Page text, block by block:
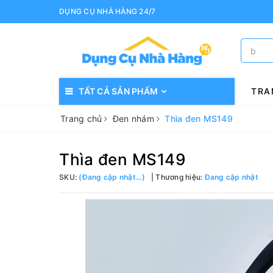
DỤNG CỤ NHÀ HÀNG 24/7
TẤT CẢ SẢN PHẨM
Trang chủ Đen nhám Thìa đen MS149
Thìa đen MS149
SKU: (Đang cập nhật...) Thương hiệu:Đang cập nhật